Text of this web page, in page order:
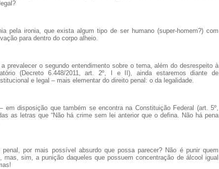
pela ironia, que exista algum tipo de ser humano (super-homem?) com
para dentro do corpo alheio.
prevalecer o segundo entendimento sobre o tema, além do desrespeito à
(Decreto 6.448/2011, art. 2º, I e II), ainda estaremos diante de
e legal – mais elementar do direito penal: o da legalidade.
em disposição que também se encontra na Constituição Federal (art. 5º,
as letras que “Não há crime sem lei anterior que o defina. Não há pena
por mais possível absurdo que possa parecer? Não é punir quem
mas, sim, a punição daqueles que possuem concentração de álcool igual